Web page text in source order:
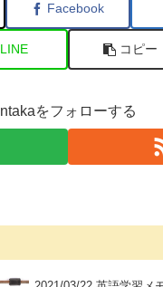
Facebook
LINE コピー
ntakaをフォローする